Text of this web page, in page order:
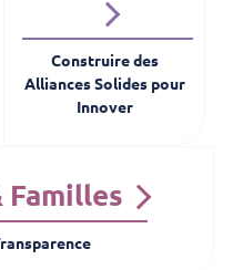
Construire des
Alliances Solides pour
Innover
Familles